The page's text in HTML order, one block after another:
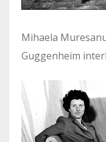
Mihaela
Guggenheim